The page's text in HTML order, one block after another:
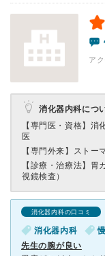
ア
消化器内科につ
【専門医・資格】 消
医
【専門外来】 ストー
【診療・治療法】 胃
視鏡検査）
消化器内科の口コミ
消化器内科
先生の腕が良い